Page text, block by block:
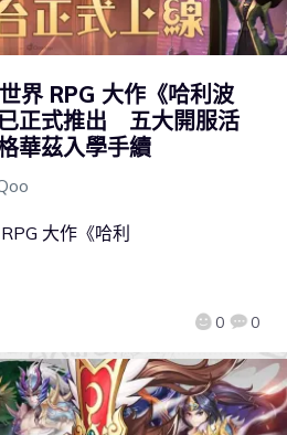
界 RPG 大作《哈利波
正式推出 五大開服活
華茲入學手續
0 0
大作《哈利